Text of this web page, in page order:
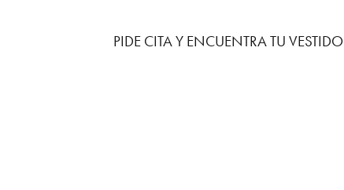
PIDE CITA Y ENCUENTRA TU VESTIDO